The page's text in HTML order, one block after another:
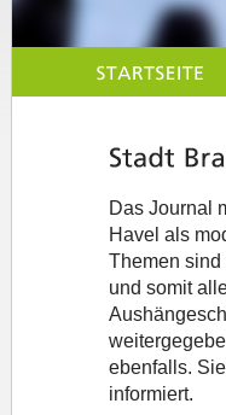
Das Journal
Havel als
Themen sind
und somit
ebenfalls.
informiert.